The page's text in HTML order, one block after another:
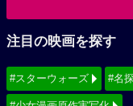
注目の映画を探す
#スターウォーズ #名